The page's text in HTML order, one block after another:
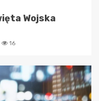
Wojska
16